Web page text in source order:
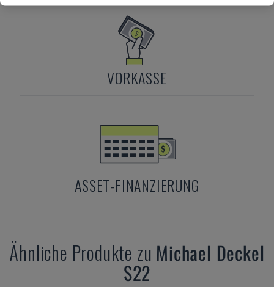
VORKASSE
ASSET-FINANZIERUNG
Ähnliche Produkte zu Michael Deckel
S22